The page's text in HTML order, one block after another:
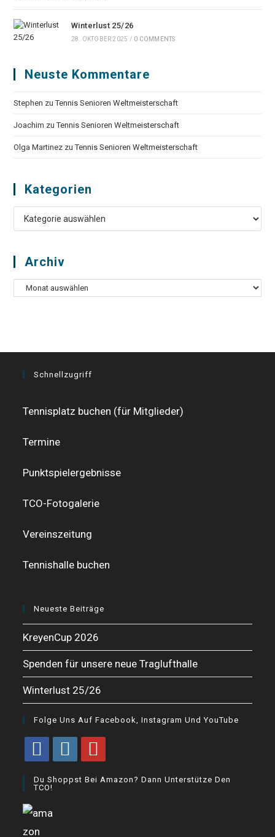
Winterlust 25/26
28. OKTOBER 2025 / 0 COMMENTS
Neuste Kommentare
Stephen zuTennis Senioren Weltmeisterschaft
Joachim zuTennis Senioren Weltmeisterschaft
Olga Martinez zuTennis Senioren Weltmeisterschaft
Kategorien
Kategorien
Archiv
Archiv
Schnellzugriff
Tennisplatz buchen (für Mitglieder)
Termine
Punktspielergebnisse
TCO-Fotogalerie
Vereinszeitung
Tennishalle buchen
Neueste Beiträge
KreyenCup 2026
Spenden für unsere neue Traglufthalle
Winterlust 25/26
Folge Uns Auf Facebook, Instagram Und YouTube
new
tab
in
new
in
Du Shoppst Bei Amazon? Dann Unterstütze Den
TCO!